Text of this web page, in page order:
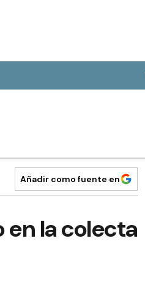
Añadir como fuente en
en la colecta